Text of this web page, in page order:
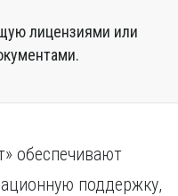
лицензиями или
обеспечивают
поддержку,